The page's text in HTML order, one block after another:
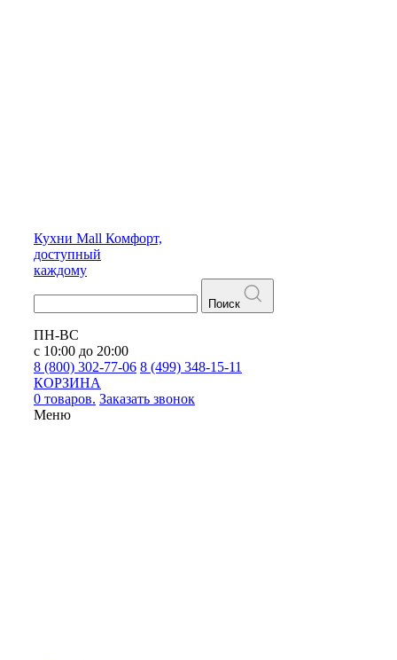
Кухни Mall Комфорт,
доступный
каждому
Поиск
ПН-ВС
с 10:00 до 20:00
8 (800) 302-77-06 8 (499) 348-15-11
КОРЗИНА
0 товаров. Заказать звонок
Меню